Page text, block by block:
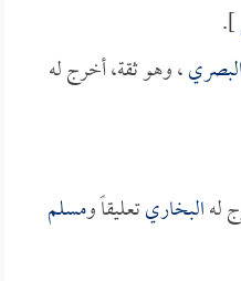
].
، وهو ثقة، أخرج له
لهالبخاريتعليقاً ومسلم